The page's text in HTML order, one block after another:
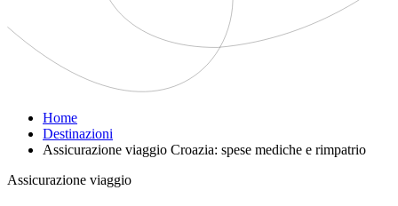
Home
Destinazioni
Assicurazione viaggio Croazia: spese mediche e rimpatrio
Assicurazione viaggio